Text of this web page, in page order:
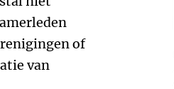
of
van